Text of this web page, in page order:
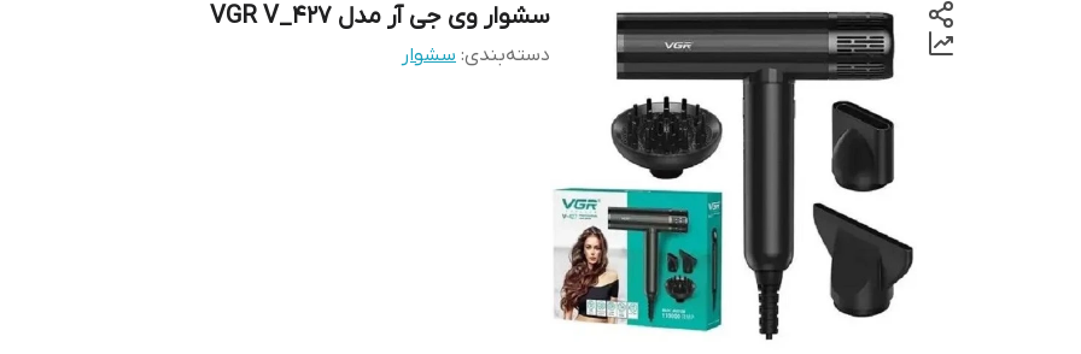
سشوار وی جی آر مدل VGR V_427
دسته‌بندی: سشوار